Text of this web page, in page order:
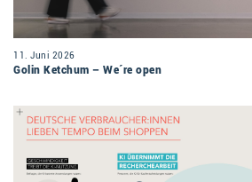
11. Juni 2026
Golin Ketchum – We´re open